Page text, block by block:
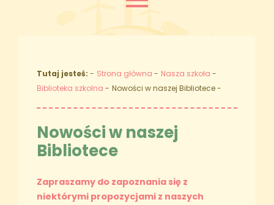
Tutaj jesteś: Strona główna
Nasza szkoła
Biblioteka szkolna
Nowości w naszej Bibliotece
Nowości w naszej
Bibliotece
Zapraszamy do zapoznania się z
niektórymi propozycjami z naszych